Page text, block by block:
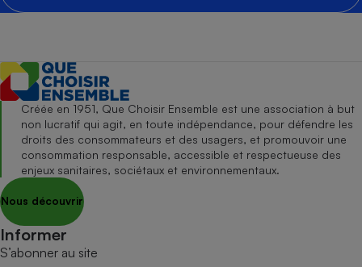
Créée en 1951, Que Choisir Ensemble est une association à but
non lucratif qui agit, en toute indépendance, pour défendre les
droits des consommateurs et des usagers, et promouvoir une
consommation responsable, accessible et respectueuse des
enjeux sanitaires, sociétaux et environnementaux.
Nous découvrir
Informer
S’abonner au site